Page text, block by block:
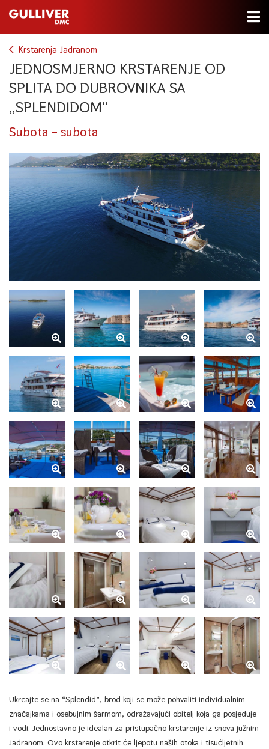
Krstarenja Jadranom
JEDNOSMJERNO KRSTARENJE OD
SPLITA DO DUBROVNIKA SA
„SPLENDIDOM“
Subota – subota
Ukrcajte se na “Splendid”, brod koji se može pohvaliti individualnim
značajkama i osebujnim šarmom, odražavajući obitelj koja ga posjeduje
i vodi. Jednostavno je idealan za pristupačno krstarenje iz snova južnim
Jadranom. Ovo krstarenje otkrit će ljepotu naših otoka i tisućljetnih